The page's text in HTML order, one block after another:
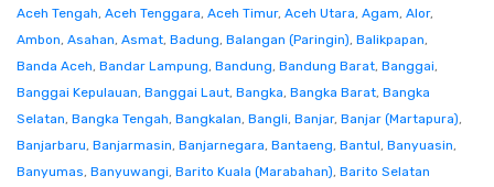
Aceh Tengah, Aceh Tenggara, Aceh Timur, Aceh Utara, Agam, Alor,
Ambon, Asahan, Asmat, Badung, Balangan (Paringin), Balikpapan,
Banda Aceh, Bandar Lampung, Bandung, Bandung Barat, Banggai,
Banggai Kepulauan, Banggai Laut, Bangka, Bangka Barat, Bangka
Selatan, Bangka Tengah, Bangkalan, Bangli, Banjar, Banjar (Martapura),
Banjarbaru, Banjarmasin, Banjarnegara, Bantaeng, Bantul, Banyuasin,
Banyumas, Banyuwangi, Barito Kuala (Marabahan), Barito Selatan